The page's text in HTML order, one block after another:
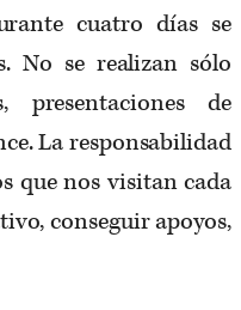
cuatro días se
No se realizan sólo
presentaciones de
La responsabilidad
que nos visitan cada
conseguir apoyos,